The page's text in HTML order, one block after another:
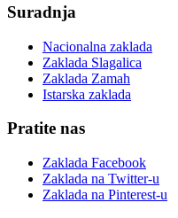
Suradnja
Nacionalna zaklada
Zaklada Slagalica
Zaklada Zamah
Istarska zaklada
Pratite nas
Zaklada Facebook
Zaklada na Twitter-u
Zaklada na Pinterest-u